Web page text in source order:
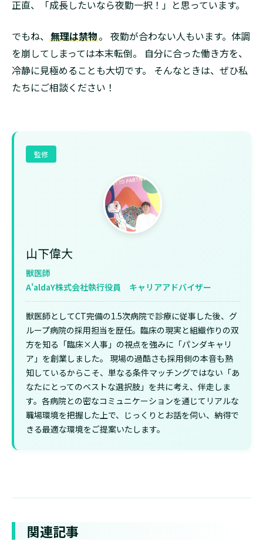
正直、「成長したいなら夜勤一択！」と思っています。
でもね、 無理は禁物。 夜勤が合わない人もいます。体調
を崩してしまっては本末転倒。 自分に合った働き方を、
冷静に見極めることも大切です。 そんなときは、ぜひ私
たちにご相談ください！
監修
山下偉大
獣医師
A'aldaY株式会社執行役員 キャリアアドバイザー
獣医師としてCT完備の1.5次病院で診療に従事した後、グ
ループ病院の採用担当を歴任。臨床の現実と組織作りの双
方を知る「臨床×人事」の視点を強みに「パンダキャリ
ア」を創業しました。 現場の過酷さも採用側の本音も熟
知しているからこそ、単なる条件マッチングではない「あ
なたにとってのベストな選択肢」を共に考え、伴走しま
す。各病院との密なコミュニケーションを通じてリアルな
職場環境を把握した上で、じっくりとお話を伺い、納得で
きる最適な環境をご提案いたします。
関連記事